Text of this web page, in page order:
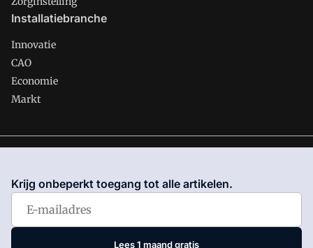
Installatiebranche
Innovatie
CAO
Economie
Markt
waar VMN media voor staat. Op gebruik van deze site zijn de
volgende regelingen van toepassing:Algemene Voorwaarden
Privacy en Cookie beleid
Krijg onbeperkt toegang tot alle artikelen.
Lees 1 maand gratis